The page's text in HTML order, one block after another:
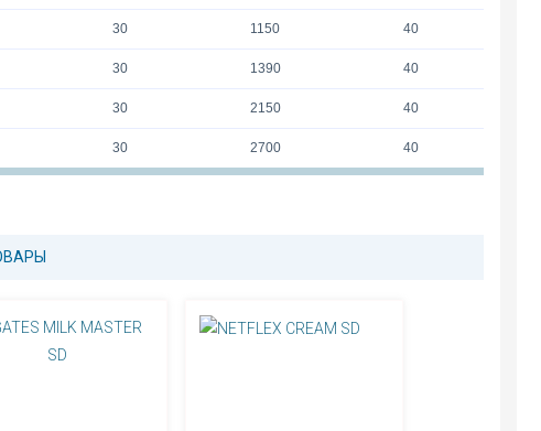
30 1150 40
30 1390 40
30 2150 40
30 2700 40